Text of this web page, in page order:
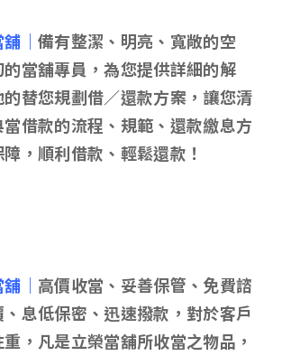
｜ 備有整潔、明亮、寬敞的空
當舖專員，為您提供詳細的解
替您規劃借／還款方案，讓您清
借款的流程、規範、還款繳息方
，順利借款、輕鬆還款！
｜ 高價收當、妥善保管、免費諮
息低保密、迅速撥款，對於客戶
，凡是立榮當舖所收當之物品，